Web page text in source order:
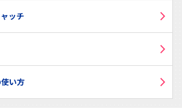
ッチ
い方